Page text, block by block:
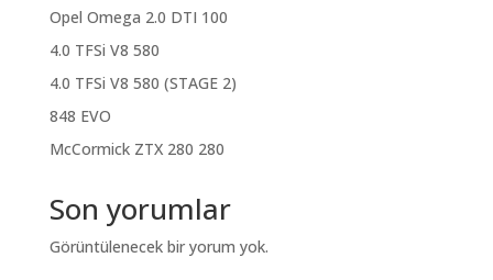
Opel Omega 2.0 DTI 100
4.0 TFSi V8 580
4.0 TFSi V8 580 (STAGE 2)
848 EVO
McCormick ZTX 280 280
Son yorumlar
Görüntülenecek bir yorum yok.